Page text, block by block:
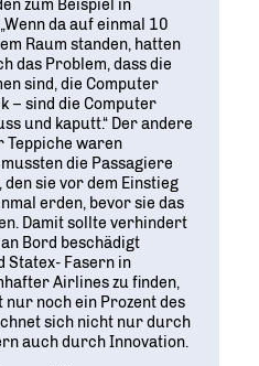
zum Beispiel in
da auf einmal 10
Raum standen, hatten
das Problem, dass die
sind, die Computer
– sind die Computer
und kaputt.“ Der andere
Teppiche waren
die Passagiere
sie vor dem Einstieg
erden, bevor sie das
Damit sollte verhindert
Bord beschädigt
Statex- Fasern in
Airlines zu finden,
nur noch ein Prozent des
sich nicht nur durch
auch durch Innovation.